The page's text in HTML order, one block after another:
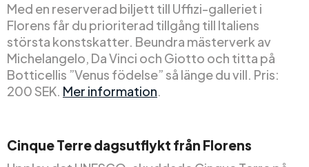
Med en reserverad biljett till Uffizi-galleriet i
Florens får du prioriterad tillgång till Italiens
största konstskatter. Beundra mästerverk av
Michelangelo, Da Vinci och Giotto och titta på
Botticellis ”Venus födelse” så länge du vill. Pris:
200 SEK. Mer information.
Cinque Terre dagsutflykt från Florens